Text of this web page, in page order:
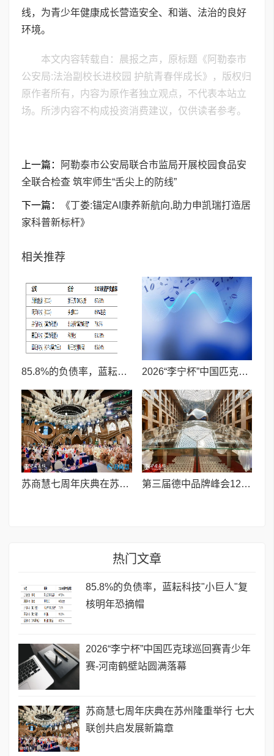
线，为青少年健康成长营造安全、和谐、法治的良好
环境。
本文内容转载自：晨报之声，原标题《阿勒泰市
公安局:法治副校长进校园 护航青春伴成长》，版权归
原作者所有，内容为原作者独立观点，不代表本站立
场。所涉内容不构成投资消费建议，仅供读者参考。
上一篇：
阿勒泰市公安局联合市监局开展校园食品安
全联合检查 筑牢师生“舌尖上的防线”
下一篇：
《丁娄:锚定AI康养新航向,助力申凯瑞打造居
家科普新标杆》
相关推荐
85.8%的负债率，蓝耘科技"小巨人"复核明年恐摘帽 2026“李宁杯”中国匹克球巡回赛青少年赛-河南鹤壁站圆满落幕
苏商慧七周年庆典在苏州隆重举行 七大联创共启发展新篇章 第三届德中品牌峰会12月将在柏林举办，聚焦人工智能时代品牌全球化发展
热门文章
85.8%的负债率，蓝耘科技"小巨人"复
核明年恐摘帽
2026“李宁杯”中国匹克球巡回赛青少年
赛-河南鹤壁站圆满落幕
苏商慧七周年庆典在苏州隆重举行 七大
联创共启发展新篇章